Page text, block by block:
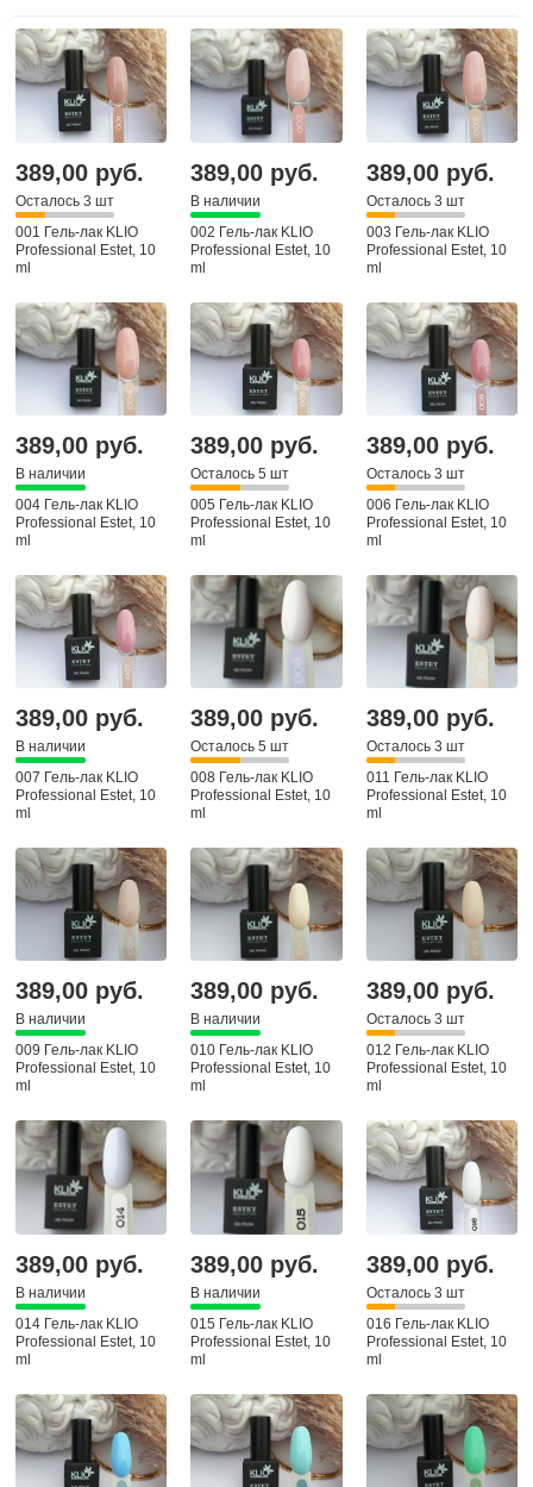
389,00 руб.
Осталось 3 шт
001 Гель-лак KLIO
Professional Estet, 10
ml
389,00 руб.
В наличии
002 Гель-лак KLIO
Professional Estet, 10
ml
389,00 руб.
Осталось 3 шт
003 Гель-лак KLIO
Professional Estet, 10
ml
389,00 руб.
В наличии
004 Гель-лак KLIO
Professional Estet, 10
ml
389,00 руб.
Осталось 5 шт
005 Гель-лак KLIO
Professional Estet, 10
ml
389,00 руб.
Осталось 3 шт
006 Гель-лак KLIO
Professional Estet, 10
ml
389,00 руб.
В наличии
007 Гель-лак KLIO
Professional Estet, 10
ml
389,00 руб.
Осталось 5 шт
008 Гель-лак KLIO
Professional Estet, 10
ml
389,00 руб.
Осталось 3 шт
011 Гель-лак KLIO
Professional Estet, 10
ml
389,00 руб.
В наличии
009 Гель-лак KLIO
Professional Estet, 10
ml
389,00 руб.
В наличии
010 Гель-лак KLIO
Professional Estet, 10
ml
389,00 руб.
Осталось 3 шт
012 Гель-лак KLIO
Professional Estet, 10
ml
389,00 руб.
В наличии
014 Гель-лак KLIO
Professional Estet, 10
ml
389,00 руб.
В наличии
015 Гель-лак KLIO
Professional Estet, 10
ml
389,00 руб.
Осталось 3 шт
016 Гель-лак KLIO
Professional Estet, 10
ml